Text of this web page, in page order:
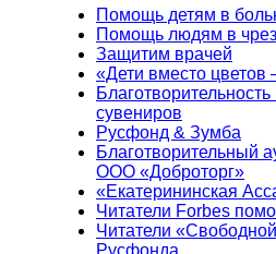
Помощь детям в
Помощь людям в
Защитим врачей
«Дети вместо цветов
сувениров
Русфонд & Зумба
Благотворительный
ООО «Доброторг»
«Екатерининская
Читатели Forbes
Читатели
Русфонда